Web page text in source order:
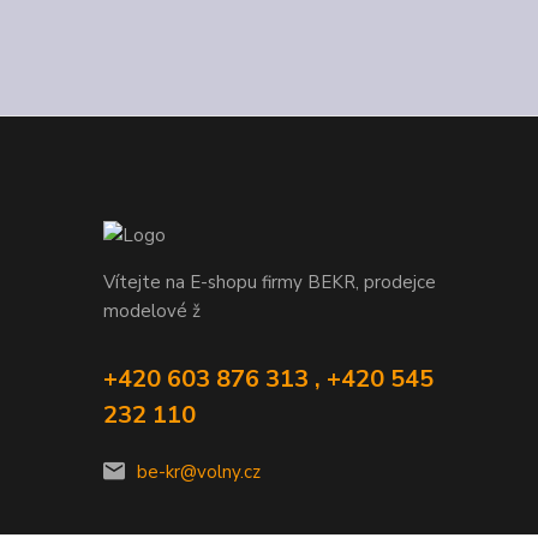
Vítejte na E-shopu firmy BEKR, prodejce
modelové ž
+420 603 876 313 , +420 545
232 110
be-kr@volny.cz